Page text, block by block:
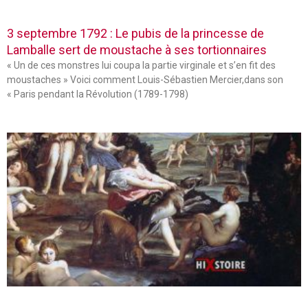
3 septembre 1792 : Le pubis de la princesse de
Lamballe sert de moustache à ses tortionnaires
« Un de ces monstres lui coupa la partie virginale et s’en fit des
moustaches » Voici comment Louis-Sébastien Mercier,dans son
« Paris pendant la Révolution (1789-1798)